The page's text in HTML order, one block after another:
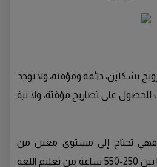
بشكلين، دائمة ومؤقتة، ولا توجد
للحصول على تصاريح مؤقتة، ولا نية
فهي تحتاج إلى مستوى معين من
اللغة، وتحتاج إلى حضور ما بين 250-550 ساعة من تعليم اللغة